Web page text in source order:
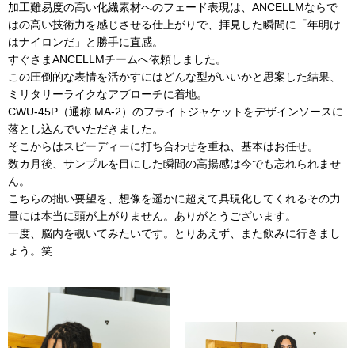
加工難易度の高い化繊素材へのフェード表現は、ANCELLMならで
はの高い技術力を感じさせる仕上がりで、拝見した瞬間に「年明け
はナイロンだ」と勝手に直感。
すぐさまANCELLMチームへ依頼しました。
この圧倒的な表情を活かすにはどんな型がいいかと思案した結果、
ミリタリーライクなアプローチに着地。
CWU-45P（通称 MA-2）のフライトジャケットをデザインソースに
落とし込んでいただきました。
そこからはスピーディーに打ち合わせを重ね、基本はお任せ。
数カ月後、サンプルを目にした瞬間の高揚感は今でも忘れられませ
ん。
こちらの拙い要望を、想像を遥かに超えて具現化してくれるその力
量には本当に頭が上がりません。ありがとうございます。
一度、脳内を覗いてみたいです。とりあえず、また飲みに行きまし
ょう。笑